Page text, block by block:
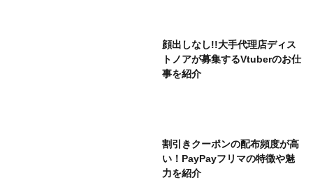
顔出しなし!!大手代理店ディス
トノアが募集するVtuberのお仕
事を紹介
割引きクーポンの配布頻度が高
い！PayPayフリマの特徴や魅
力を紹介